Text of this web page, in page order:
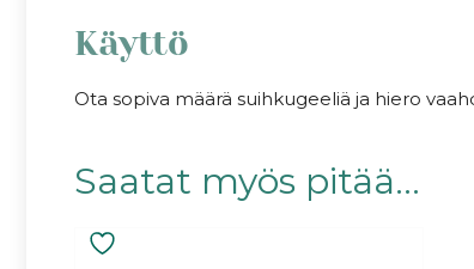
Käyttö
Ota sopiva määrä suihkugeeliä ja hiero
Saatat myös pitää...